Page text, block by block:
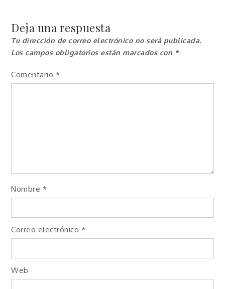
Deja una respuesta
Tu dirección de correo electrónico no será publicada.
Los campos obligatorios están marcados con *
Comentario *
Nombre *
Correo electrónico *
Web